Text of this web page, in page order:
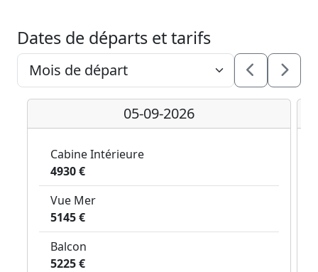
Dates de départs et tarifs
05-09-2026
Cabine Intérieure
4930 €
Vue Mer
5145 €
Balcon
5225 €